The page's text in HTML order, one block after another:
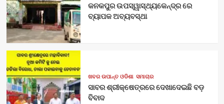
କନକପୁର ଉପସ୍ୱାସ୍ଥ୍ୟକେନ୍ଦ୍ର ରେ
ବ୍ୟାପକ ଅବ୍ୟବସ୍ଥା
ଖବର ଉପାନ୍ତ ଓଡିଶା ସମାଚାର
ସାବର ଶ୍ରୀକ୍ଷେତ୍ରରେ ଦେଖାଦେଇଛି ବଡ଼
ବିବାଦ